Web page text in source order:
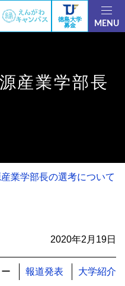
徳島大学
募金
MENU
産業学部長
業学部長の選考について
2020年2月19日
報道発表 大学紹介